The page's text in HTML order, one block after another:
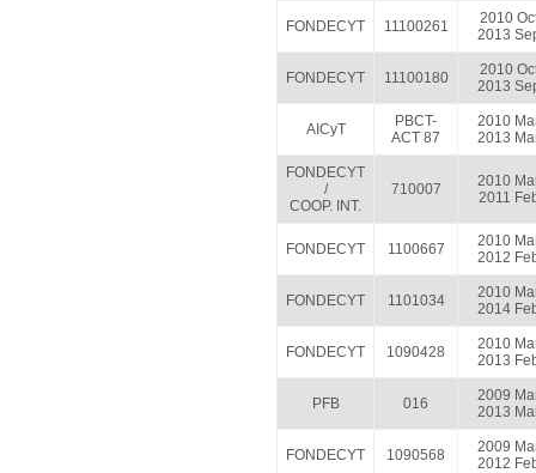
FONDECYT 11100261
2010
2013
FONDECYT 11100180
2010
2013
AICyT
PBCT-
ACT 87
2010
2013
FONDECYT
/
COOP. INT.
710007
2010
2011
FONDECYT 1100667
2010
2012
FONDECYT 1101034
2010
2014
FONDECYT 1090428
2010
2013
PFB 016
2009
2013
FONDECYT 1090568
2009
2012